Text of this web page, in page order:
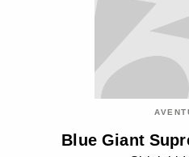
Blue Giant